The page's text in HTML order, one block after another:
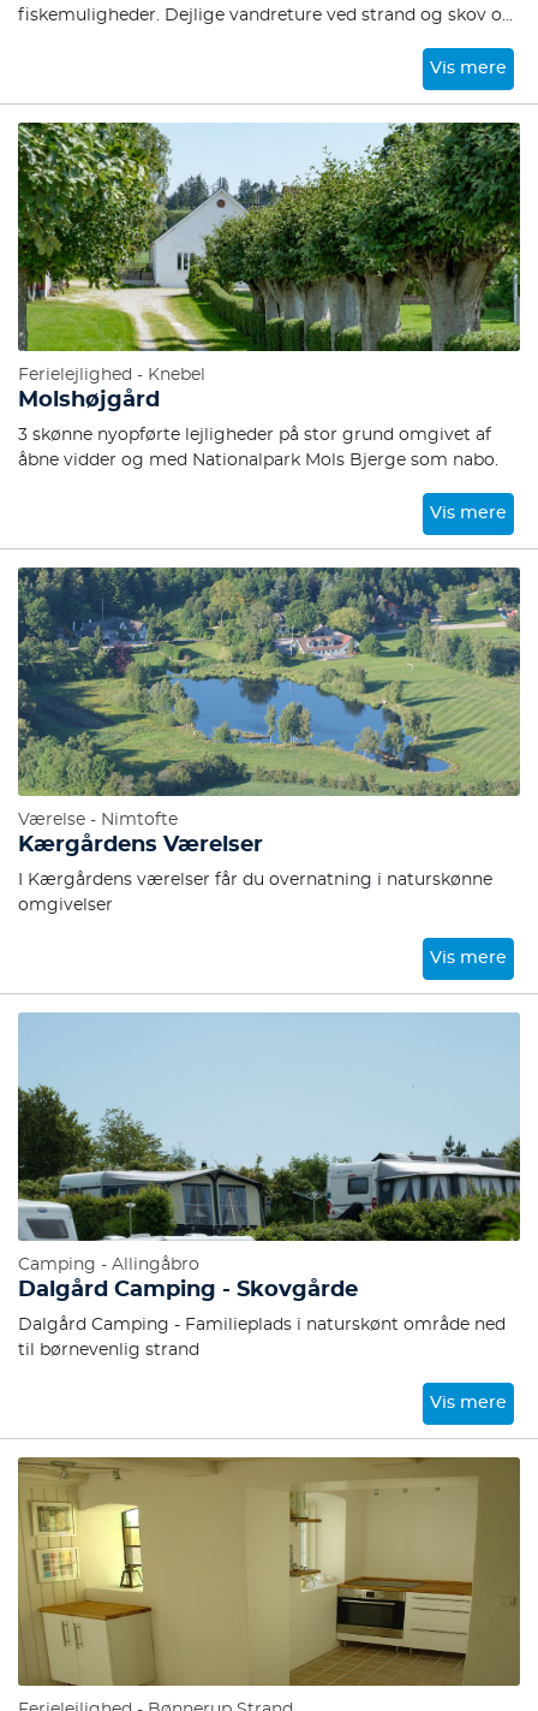
fiskemuligheder. Dejlige vandreture ved strand og skov og
Vis mere
Ferielejlighed - Knebel
Molshøjgård
3 skønne nyopførte lejligheder på stor grund omgivet af
åbne vidder og med Nationalpark Mols Bjerge som nabo.
Vis mere
Værelse - Nimtofte
Kærgårdens Værelser
I Kærgårdens værelser får du overnatning i naturskønne
omgivelser
Vis mere
Camping - Allingåbro
Dalgård Camping - Skovgårde
Dalgård Camping - Familieplads i naturskønt område ned
til børnevenlig strand
Vis mere